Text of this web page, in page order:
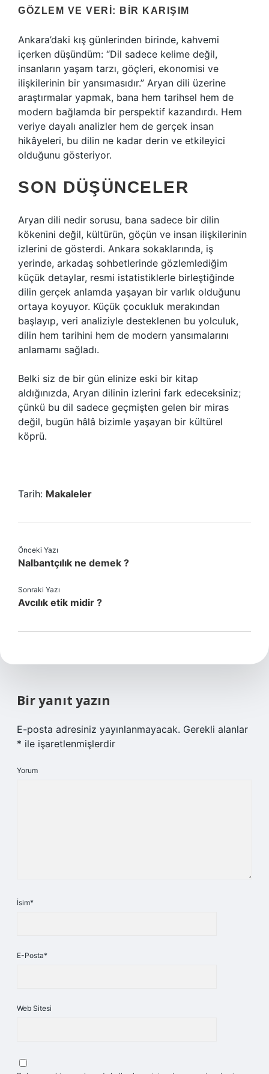
GÖZLEM VE VERI: BIR KARIŞIM
Ankara’daki kış günlerinden birinde, kahvemi
içerken düşündüm: “Dil sadece kelime değil,
insanların yaşam tarzı, göçleri, ekonomisi ve
ilişkilerinin bir yansımasıdır.” Aryan dili üzerine
araştırmalar yapmak, bana hem tarihsel hem de
modern bağlamda bir perspektif kazandırdı. Hem
veriye dayalı analizler hem de gerçek insan
hikâyeleri, bu dilin ne kadar derin ve etkileyici
olduğunu gösteriyor.
SON DÜŞÜNCELER
Aryan dili nedir sorusu, bana sadece bir dilin
kökenini değil, kültürün, göçün ve insan ilişkilerinin
izlerini de gösterdi. Ankara sokaklarında, iş
yerinde, arkadaş sohbetlerinde gözlemlediğim
küçük detaylar, resmi istatistiklerle birleştiğinde
dilin gerçek anlamda yaşayan bir varlık olduğunu
ortaya koyuyor. Küçük çocukluk merakından
başlayıp, veri analiziyle desteklenen bu yolculuk,
dilin hem tarihini hem de modern yansımalarını
anlamamı sağladı.
Belki siz de bir gün elinize eski bir kitap
aldığınızda, Aryan dilinin izlerini fark edeceksiniz;
çünkü bu dil sadece geçmişten gelen bir miras
değil, bugün hâlâ bizimle yaşayan bir kültürel
köprü.
Tarih: Makaleler
Önceki Yazı
Nalbantçılık ne demek ?
Sonraki Yazı
Avcılık etik midir ?
Bir yanıt yazın
E-posta adresiniz yayınlanmayacak. Gerekli alanlar
* ile işaretlenmişlerdir
Yorum
İsim*
E-Posta*
Web Sitesi